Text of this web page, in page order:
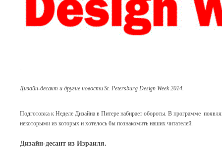
Дизайн-десант и другие новости St. Petersburg Design Week 2014.
Подготовка к Неделе Дизайна в Питере набирает обороты. В программе
некоторыми из которых и хотелось бы познакомить наших читателей.
Дизайн-десант из Израиля.